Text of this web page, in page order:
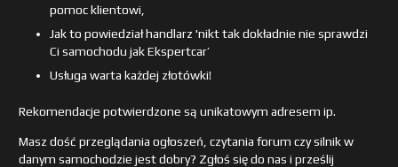
pomoc klientowi,
Jak to powiedział handlarz 'nikt tak dokładnie nie sprawdzi
Ci samochodu jak Ekspertcar’
Usługa warta każdej złotówki!
Rekomendacje potwierdzone są unikatowym adresem ip.
Masz dość przeglądania ogłoszeń, czytania forum czy silnik w
danym samochodzie jest dobry? Zgłoś się do nas i prześlij